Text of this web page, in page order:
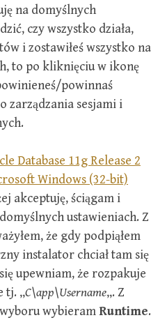
na domyślnych
czy wszystko działa,
i zostawiłeś wszystko na
to po kliknięciu w ikonę
powinnaś
zarządzania sesjami i
Database 11g Release 2
Windows (32-bit)
akceptuję, ściągam i
ustawieniach. Z
że gdy podpiąłem
instalator chciał tam się
upewniam, że rozpakuje
tj. „C\app\Username„. Z
wybieramRuntime.